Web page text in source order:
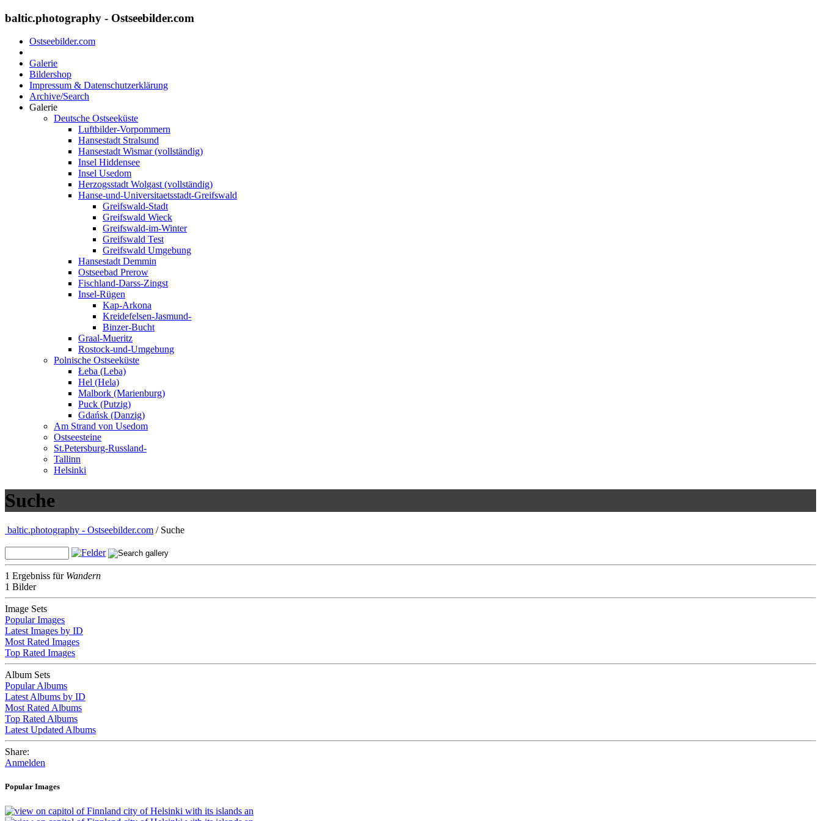
baltic.photography - Ostseebilder.com
Ostseebilder.com
Galerie
Bildershop
Impressum & Datenschutzerklärung
Archive/Search
Galerie
Deutsche Ostseeküste
Luftbilder-Vorpommern
Hansestadt Stralsund
Hansestadt Wismar (vollständig)
Insel Hiddensee
Insel Usedom
Herzogsstadt Wolgast (vollständig)
Hanse-und-Universitaetsstadt-Greifswald
Greifswald-Stadt
Greifswald Wieck
Greifswald-im-Winter
Greifswald Test
Greifswald Umgebung
Hansestadt Demmin
Ostseebad Prerow
Fischland-Darss-Zingst
Insel-Rügen
Kap-Arkona
Kreidefelsen-Jasmund-
Binzer-Bucht
Graal-Mueritz
Rostock-und-Umgebung
Polnische Ostseeküste
Łeba (Leba)
Hel (Hela)
Malbork (Marienburg)
Puck (Putzig)
Gdańsk (Danzig)
Am Strand von Usedom
Ostseesteine
St.Petersburg-Russland-
Tallinn
Helsinki
Suche
baltic.photography - Ostseebilder.com / Suche
1 Ergebniss für Wandern
1 Bilder
Image Sets
Popular Images
Latest Images by ID
Most Rated Images
Top Rated Images
Album Sets
Popular Albums
Latest Albums by ID
Most Rated Albums
Top Rated Albums
Latest Updated Albums
Share:
Anmelden
Popular Images